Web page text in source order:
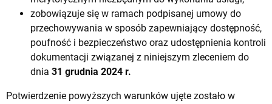
zobowiązuje się w ramach podpisanej umowy do
przechowywania w sposób zapewniający dostępność,
poufność i bezpieczeństwo oraz udostępnienia kontroli
dokumentacji związanej z niniejszym zleceniem do
dnia 31 grudnia 2024 r.
Potwierdzenie powyższych warunków ujęte zostało w